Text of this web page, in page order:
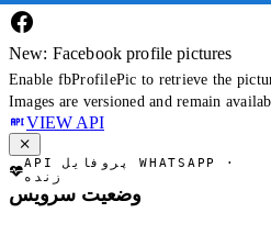
New: Facebook profile pictures
Enable fbProfilePic to retrieve the
Images are versioned and remain
VIEW API
در حال بررسی وضعیت API...
API پروفایل WHATSAPP ·
زنده
وضعیت سرویس